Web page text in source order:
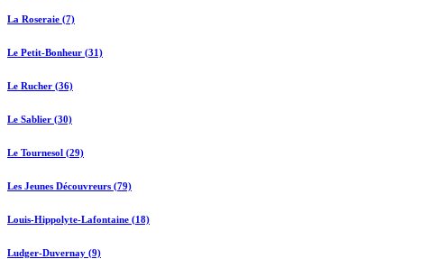
La Roseraie (7)
Le Petit-Bonheur (31)
Le Rucher (36)
Le Sablier (30)
Le Tournesol (29)
Les Jeunes Découvreurs (79)
Louis-Hippolyte-Lafontaine (18)
Ludger-Duvernay (9)